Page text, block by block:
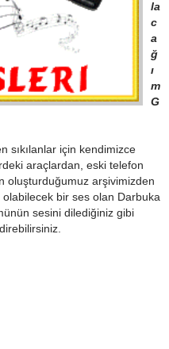
la
c
a
ğ
ı
m
G
sıkılanlar için kendimizce
araçlardan, eski telefon
oluşturduğumuz arşivimizden
bir ses olan Darbuka
sesini dilediğiniz gibi